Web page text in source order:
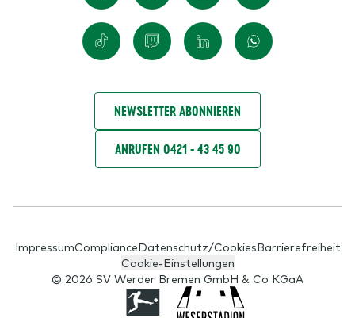
NEWSLETTER ABONNIEREN
ANRUFEN 0421 - 43 45 90
ImpressumComplianceDatenschutz/CookiesBarrierefreiheit
Cookie-Einstellungen
© 2026 SV Werder Bremen GmbH & Co KGaA